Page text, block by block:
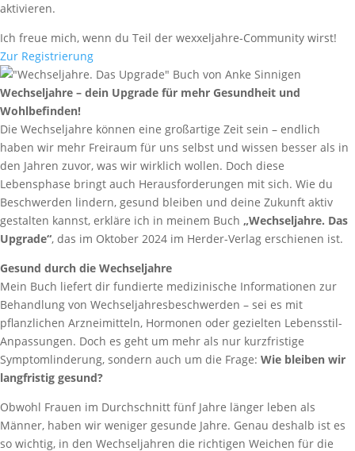
aktivieren.
Ich freue mich, wenn du Teil der wexxeljahre-Community wirst!
Zur Registrierung
Wechseljahre – dein Upgrade für mehr Gesundheit und
Wohlbefinden!
Die Wechseljahre können eine großartige Zeit sein – endlich
haben wir mehr Freiraum für uns selbst und wissen besser als in
den Jahren zuvor, was wir wirklich wollen. Doch diese
Lebensphase bringt auch Herausforderungen mit sich. Wie du
Beschwerden lindern, gesund bleiben und deine Zukunft aktiv
gestalten kannst, erkläre ich in meinem Buch „Wechseljahre. Das
Upgrade“, das im Oktober 2024 im Herder-Verlag erschienen ist.
Gesund durch die Wechseljahre
Mein Buch liefert dir fundierte medizinische Informationen zur
Behandlung von Wechseljahresbeschwerden – sei es mit
pflanzlichen Arzneimitteln, Hormonen oder gezielten Lebensstil-
Anpassungen. Doch es geht um mehr als nur kurzfristige
Symptomlinderung, sondern auch um die Frage: Wie bleiben wir
langfristig gesund?
Obwohl Frauen im Durchschnitt fünf Jahre länger leben als
Männer, haben wir weniger gesunde Jahre. Genau deshalb ist es
so wichtig, in den Wechseljahren die richtigen Weichen für die